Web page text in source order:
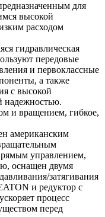
для
высокой
расходом
гидравлическая
передовые
и первоклассные
а также
с высокой
надежностью.
и вращением, гибкое,
американским
управлением,
оснащен двумя
затягивания
и редуктор с
процесс
перед